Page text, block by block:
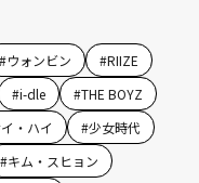
#ウォンビン #RIIZE
#i-dle #THE BOYZ
イ・ハイ #少女時代
#キム・スヒョン